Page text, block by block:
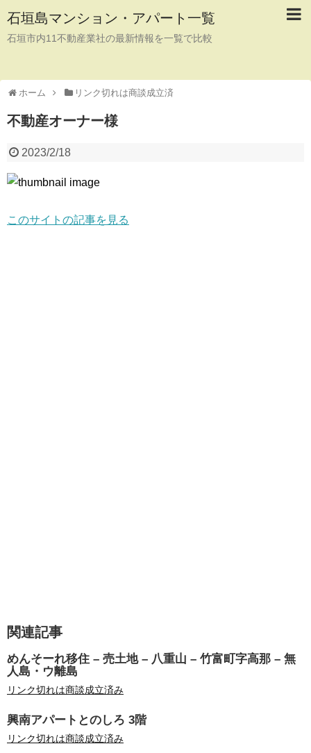
石垣島マンション・アパート一覧
石垣市内11不動産業社の最新情報を一覧で比較
ホーム リンク切れは商談成立済
不動産オーナー様
2023/2/18
このサイトの記事を見る
関連記事
めんそーれ移住 – 売土地 – 八重山 – 竹富町字高那 – 無
人島・ウ離島
リンク切れは商談成立済み
興南アパートとのしろ 3階
リンク切れは商談成立済み